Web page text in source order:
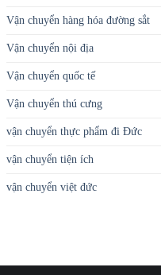
Vận chuyển hàng hóa đường sắt
Vận chuyển nội địa
Vận chuyển quốc tế
Vận chuyển thú cưng
vận chuyển thực phẩm đi Đức
vận chuyển tiện ích
vận chuyển việt đức